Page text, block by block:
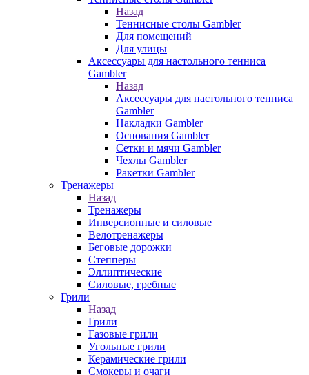
Назад
Теннисные столы Gambler
Для помещений
Для улицы
Аксессуары для настольного тенниса
Gambler
Назад
Аксессуары для настольного тенниса
Gambler
Накладки Gambler
Основания Gambler
Сетки и мячи Gambler
Чехлы Gambler
Ракетки Gambler
Тренажеры
Назад
Тренажеры
Инверсионные и силовые
Велотренажеры
Беговые дорожки
Степперы
Эллиптические
Силовые, гребные
Грили
Назад
Грили
Газовые грили
Угольные грили
Керамические грили
Смокеры и очаги